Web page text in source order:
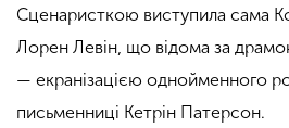
Сценаристкою виступила сама
Лорен Левін, що відома за
— екранізацією однойменного
письменниці Кетрін Патерсон.